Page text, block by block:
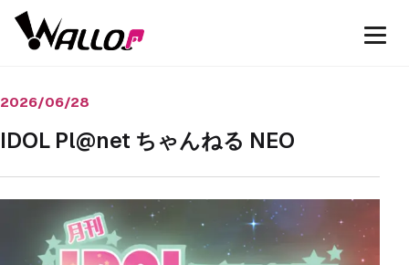
2026/06/28
IDOL Pl@net ちゃんねる NEO